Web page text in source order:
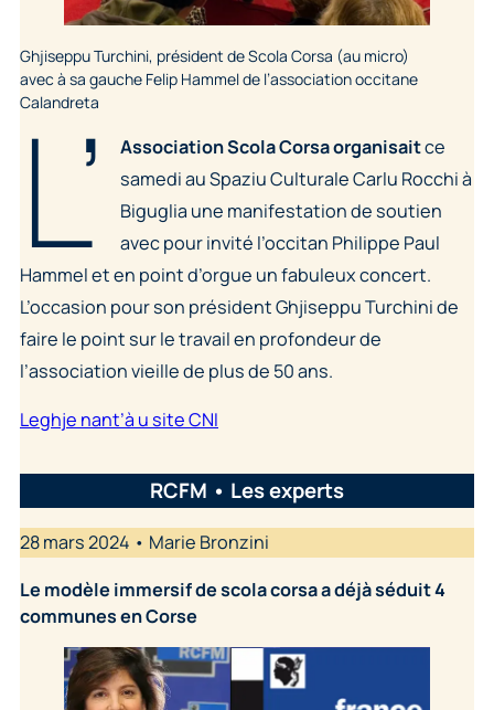
Ghjiseppu Turchini, président de Scola Corsa (au micro)
avec à sa gauche Felip Hammel de l’association occitane
Calandreta
L’ Association Scola Corsa organisaitce
samedi au Spaziu Culturale Carlu Rocchi à
Biguglia une manifestation de soutien
avec pour invité l’occitan Philippe Paul
Hammel et en point d’orgue un fabuleux concert.
L’occasion pour son président Ghjiseppu Turchini de
faire le point sur le travail en profondeur de
l’association vieille de plus de 50 ans.
Leghje nant’à u site CNI
RCFM • Les experts
28 mars 2024 • Marie Bronzini
Le modèle immersif de scola corsa a déjà séduit 4
communes en Corse